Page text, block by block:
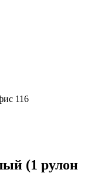
116
(1 рулон